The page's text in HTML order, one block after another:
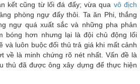
kết cũng từ lối đá đấy; vừa qua vô địch
phòng ngự đấy thôi. Ta ăn Phi, thắng
ngự quá xuất sắc và những pha phản
bóng hơn nhưng lại là đội chủ động lối
và luôn buộc đối thủ trả giá khi mất cảnh
về là minh chứng rõ nét nhất. Vấn đề là
thủ đã được ông xây dựng để thực hiện